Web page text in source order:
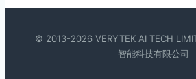
© 2013-2026 VERYTEK AI TECH
智能科技有限公司